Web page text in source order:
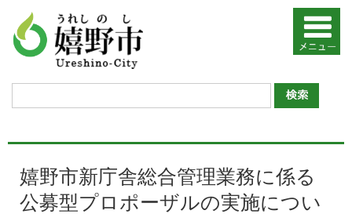
嬉野市新庁舎総合管理業務に係る
公募型プロポーザルの実施につい